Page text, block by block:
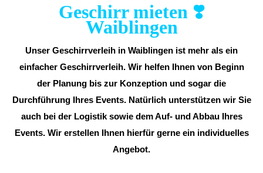
Geschirr mieten ❣️
Waiblingen
Unser Geschirrverleih in Waiblingen ist mehr als ein
einfacher Geschirrverleih. Wir helfen Ihnen von Beginn
der Planung bis zur Konzeption und sogar die
Durchführung Ihres Events. Natürlich unterstützen wir Sie
auch bei der Logistik sowie dem Auf- und Abbau Ihres
Events. Wir erstellen Ihnen hierfür gerne ein individuelles
Angebot.